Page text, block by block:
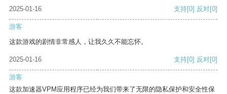
2025-01-16
支持[0] 反对[0]
游客
这款游戏的剧情非常感人，让我久久不能忘怀。
2025-01-16 支持[0] 反对[0]
游客
这款加速器VPM应用程序已经为我们带来了无限的隐私保护和安全性保